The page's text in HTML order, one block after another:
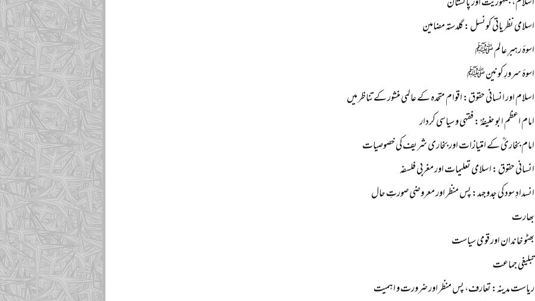
اسلامی نظریاتی کونسل : گلدستہ مضامین
اسوۂ رہبرِ عالم ﷺ
اسوۂ سرورِ کونین ﷺ
اسلام اور انسانی حقوق: اقوام متحدہ کے عالمی منشور کے تناظر میں
امام اعظم ابو حنیفہؒ : فقہی و سیاسی کردار
امام بخاریؒ کے امتیازات اور بخاری شریف کی خصوصیات
انسانی حقوق : اسلامی تعلیمات اور مغربی فلسفہ
انسدادِ سود کی جدوجہد: پس منظر اور معروضی صورتِ حال
بھارت
بھٹو خاندان اور قومی سیاست
تبلیغی جماعت
ریاست مدینہ: تعارف، پس منظر اور ضرورت و اہمیت